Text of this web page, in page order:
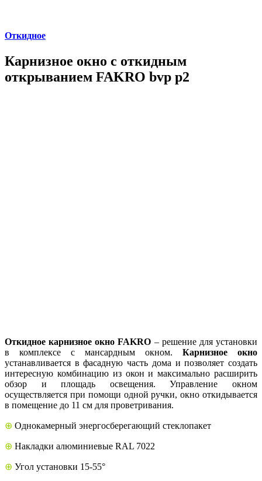
Откидное
Карнизное окно с откидным
открыванием FAKRO bvp p2
Откидное карнизное окно FAKRO – решение для установки
в комплексе с мансардным окном. Карнизное окно
устанавливается в фасадную часть дома и позволяет создать
интересную комбинацию из окон и максимально расширить
обзор и площадь освещения. Управление окном
осуществляется при помощи одной ручки, окно откидывается
в помещение до 11 см для проветривания.
⊕ Однокамерный энергосберегающий стеклопакет
⊕ Накладки алюминиевые RAL 7022
⊕ Угол установки 15-55°